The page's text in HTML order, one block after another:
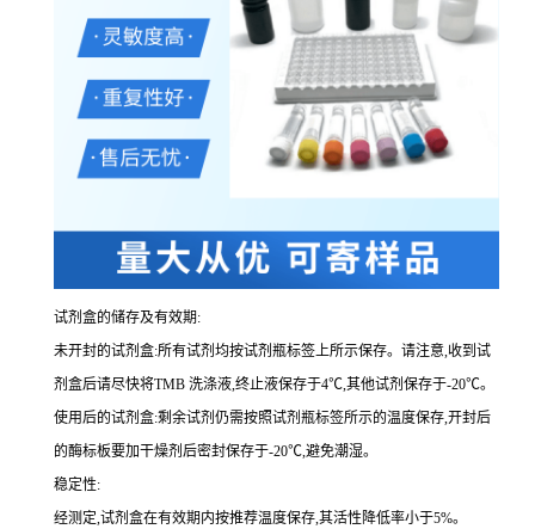
试剂盒的储存及有效期:
未开封的试剂盒:所有试剂均按试剂瓶标签上所示保存。请注意,收到试
剂盒后请尽快将TMB 洗涤液,终止液保存于4℃,其他试剂保存于-20℃。
使用后的试剂盒:剩余试剂仍需按照试剂瓶标签所示的温度保存,开封后
的酶标板要加干燥剂后密封保存于-20℃,避免潮湿。
稳定性:
经测定,试剂盒在有效期内按推荐温度保存,其活性降低率小于5%。